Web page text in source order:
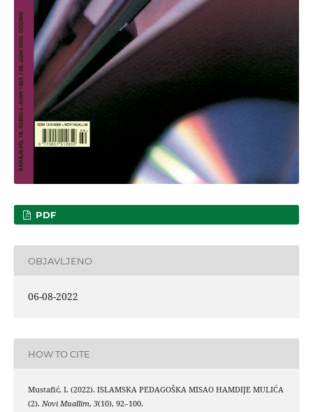
PDF
OBJAVLJENO
06-08-2022
HOW TO CITE
Mustafić, I. (2022). ISLAMSKA PEDAGOŠKA MISAO HAMDIJE MULIĆA
(2). Novi Muallim, 3(10), 92–100.